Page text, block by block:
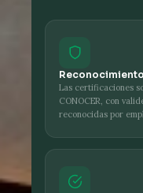
Las certificaciones
CONOCER, con
reconocidas por